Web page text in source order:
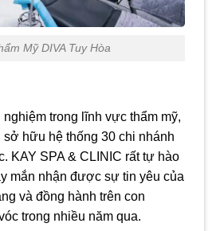
Mỹ DIVA Tuy Hòa
trong lĩnh vực thẩm mỹ,
sở hữu hệ thống 30 chi nhánh
KAY SPA & CLINIC rất tự hào
mắn nhận được sự tin yêu của
và đồng hành trên con
trong nhiều năm qua.